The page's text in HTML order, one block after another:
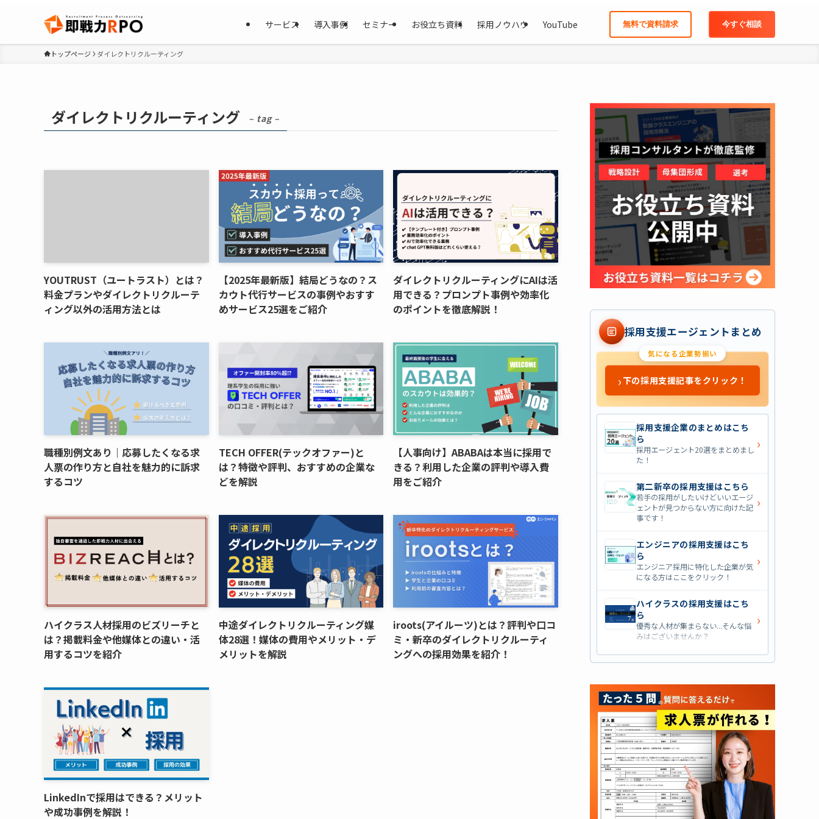
サービス 導入事例 セミナー お役立ち資料 採用ノウハウ YouTube 無料で資料請求 今すぐ相談
トップページ ダイレクトリクルーティング
ダイレクトリクルーティング – tag –
YOUTRUST（ユートラスト）とは？
料金プランやダイレクトリクルーテ
ィング以外の活用方法とは
【2025年最新版】結局どうなの？ス
カウト代行サービスの事例やおすす
めサービス25選をご紹介
ダイレクトリクルーティングにAIは活
用できる？プロンプト事例や効率化
のポイントを徹底解説！
職種別例文あり｜応募したくなる求
人票の作り方と自社を魅力的に訴求
するコツ
TECH OFFER(テックオファー)と
は？特徴や評判、おすすめの企業な
どを解説
【人事向け】ABABAは本当に採用で
きる？利用した企業の評判や導入費
用をご紹介
ハイクラス人材採用のビズリーチと
は？掲載料金や他媒体との違い・活
用するコツを紹介
中途ダイレクトリクルーティング媒
体28選！媒体の費用やメリット・デ
メリットを解説
iroots(アイルーツ)とは？評判や口コ
ミ・新卒のダイレクトリクルーティ
ングへの採用効果を紹介！
LinkedInで採用はできる？メリット
や成功事例を解説！
採用支援エージェントまとめ
気になる企業勢揃い
›下の採用支援記事をクリック！
採用支援企業のまとめはこち
ら
採用エージェント20選をまとめまし
た！
›
第二新卒の採用支援はこちら
若手の採用がしたいけどいいエージ
ェントが見つからない方に向けた記
事です！
›
エンジニアの採用支援はこち
ら
エンジニア採用に特化した企業が気
になる方はここをクリック！
›
ハイクラスの採用支援はこち
ら
優秀な人材が集まらない...そんな悩
みはございませんか？
›
営業職の採用支援はこちら
した企業を七つ集めました！
外資系の採用支援はこちら
外資系企業の採用支援を行っている
会社はこちらから！
›